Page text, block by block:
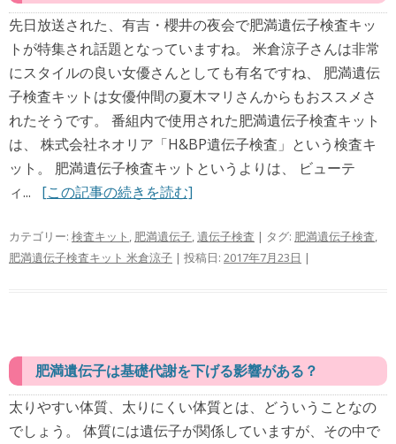
先日放送された、有吉・櫻井の夜会で肥満遺伝子検査キッ
トが特集され話題となっていますね。 米倉涼子さんは非常
にスタイルの良い女優さんとしても有名ですね、 肥満遺伝
子検査キットは女優仲間の夏木マリさんからもおススメさ
れたそうです。 番組内で使用された肥満遺伝子検査キット
は、 株式会社ネオリア「H&BP遺伝子検査」という検査キ
ット。 肥満遺伝子検査キットというよりは、 ビューテ
ィ... [この記事の続きを読む]
カテゴリー: 検査キット , 肥満遺伝子,遺伝子検査 | タグ: 肥満遺伝子検査,
肥満遺伝子検査キット 米倉涼子 | 投稿日: 2017年7月23日 |
肥満遺伝子は基礎代謝を下げる影響がある？
太りやすい体質、太りにくい体質とは、どういうことなの
でしょう。 体質には遺伝子が関係していますが、その中で